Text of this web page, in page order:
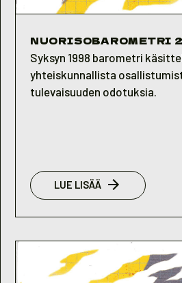
NUORISOBAROMETRI
Syksyn 1998 barometri
yhteiskunnallista
tulevaisuuden odotuksia.
LUE LISÄÄ: